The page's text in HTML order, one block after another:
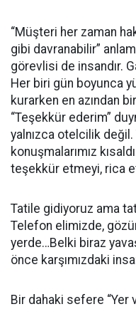
“Müşteri her zaman
gibi davranabilir”
görevlisi de insandır.
Her biri gün boyunca
kurarken en azından
“Teşekkür ederim”
yalnızca otelcilik değil.
konuşmalarımız
teşekkür etmeyi, rica
Tatile gidiyoruz ama
Telefon elimizde,
yerde…Belki biraz
önce karşımızdaki
Bir dahaki sefere “Yer